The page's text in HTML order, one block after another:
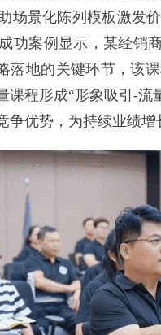
场景化陈列模板激发
功案例显示，某经销
落地的关键环节，该
课程形成“形象吸引-流
优势，为持续业绩增